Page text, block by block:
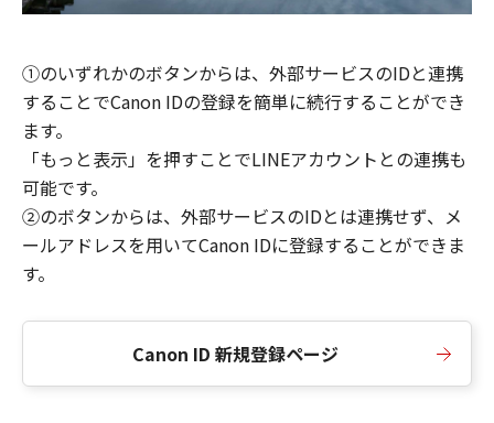
①のいずれかのボタンからは、外部サービスのIDと連携
することでCanon IDの登録を簡単に続行することができ
ます。
「もっと表示」を押すことでLINEアカウントとの連携も
可能です。
②のボタンからは、外部サービスのIDとは連携せず、メ
ールアドレスを用いてCanon IDに登録することができま
す。
Canon ID 新規登録ページ